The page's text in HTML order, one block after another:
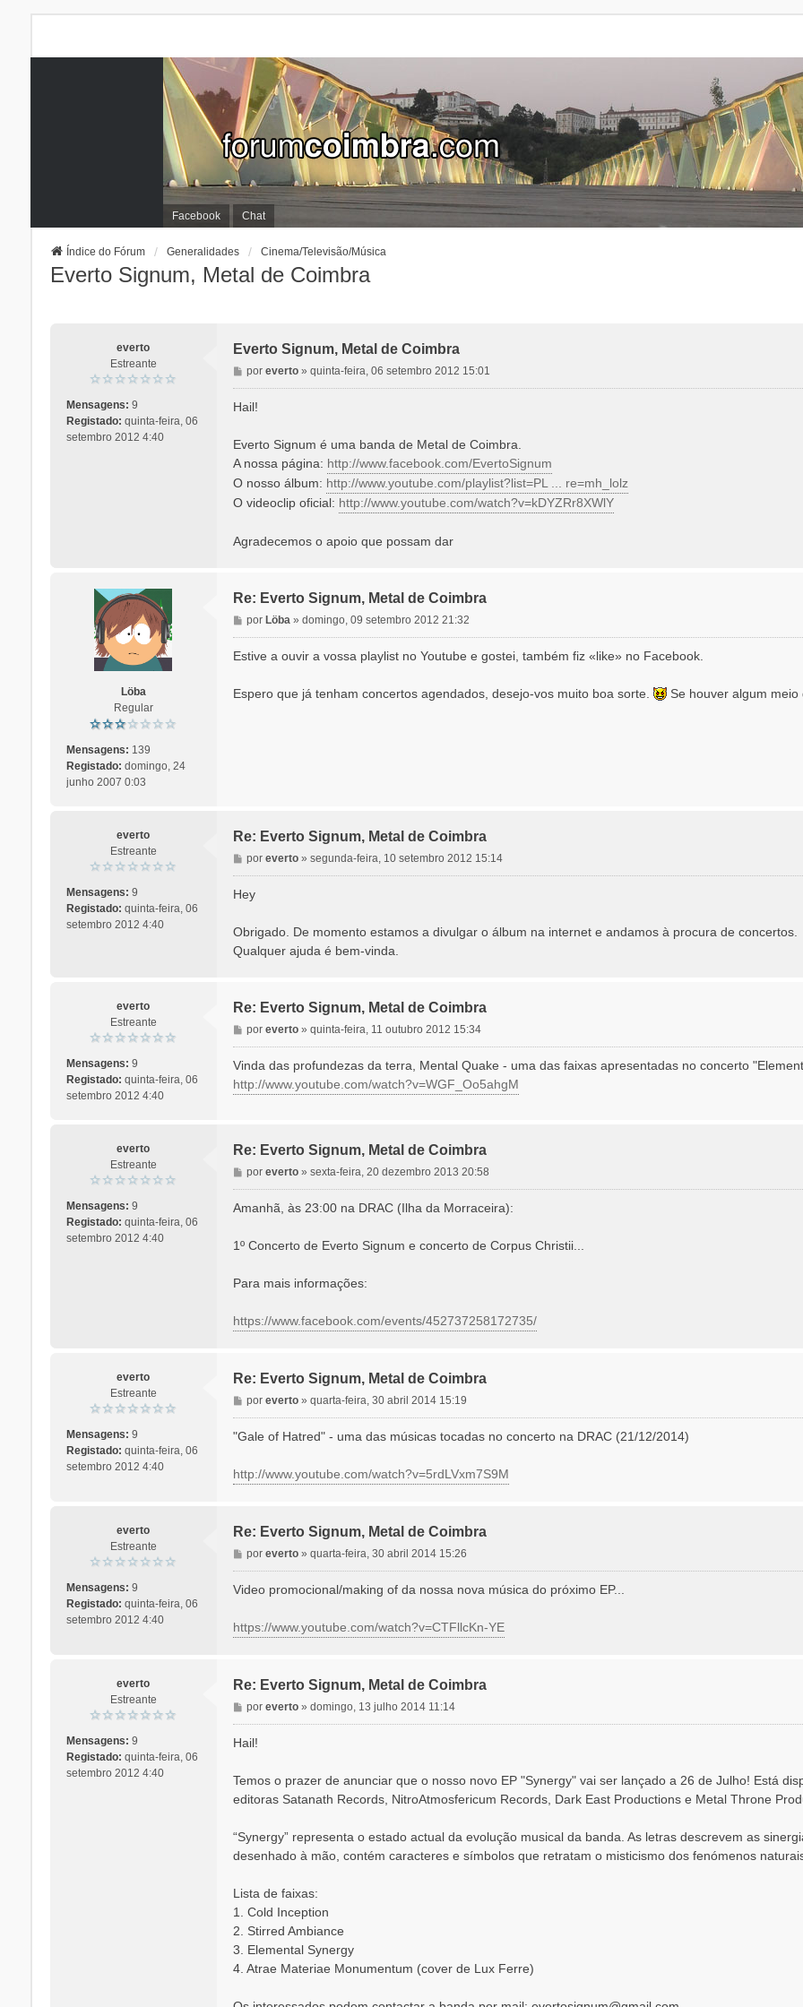
Facebook Chat
Índice do Fórum Generalidades Cinema/Televisão/Música
Everto Signum, Metal de Coimbra
everto
Estreante
Mensagens: 9
Registado: quinta-feira, 06
setembro 2012 4:40
Everto Signum, Metal de Coimbra
M
e
g
e
m
poreverto »quinta-feira, 06 setembro 2012 15:01
Hail!
Everto Signum é uma banda de Metal de Coimbra.
A nossa página: http://www.facebook.com/EvertoSignum
O nosso álbum: http://www.youtube.com/playlist?list=PL ... re=mh_lolz
O videoclip oficial: http://www.youtube.com/watch?v=kDYZRr8XWlY
Agradecemos o apoio que possam dar
Löba
Regular
Mensagens: 139
Registado: domingo, 24
junho 2007 0:03
Re: Everto Signum, Metal de Coimbra
M
e
n
g
porLöba »domingo, 09 setembro 2012 21:32
Estive a ouvir a vossa playlist no Youtube e gostei, também fiz «like» no Facebook.
Espero que já tenham concertos agendados, desejo-vos muito boa sorte. Se houver algum meio
everto
Estreante
Mensagens: 9
Registado: quinta-feira, 06
setembro 2012 4:40
Re: Everto Signum, Metal de Coimbra
M
e
g
e
poreverto »segunda-feira, 10 setembro 2012 15:14
Hey
Obrigado. De momento estamos a divulgar o álbum na internet e andamos à procura de concertos.
Qualquer ajuda é bem-vinda.
everto
Estreante
Mensagens: 9
Registado: quinta-feira, 06
setembro 2012 4:40
Re: Everto Signum, Metal de Coimbra
M
e
n
a
poreverto »quinta-feira, 11 outubro 2012 15:34
Vinda das profundezas da terra, Mental Quake - uma das faixas apresentadas no concerto
http://www.youtube.com/watch?v=WGF_Oo5ahgM
everto
Estreante
Mensagens: 9
Registado: quinta-feira, 06
setembro 2012 4:40
Re: Everto Signum, Metal de Coimbra
M
e
g
m
poreverto »sexta-feira, 20 dezembro 2013 20:58
Amanhã, às 23:00 na DRAC (Ilha da Morraceira):
1º Concerto de Everto Signum e concerto de Corpus Christii...
Para mais informações:
https://www.facebook.com/events/452737258172735/
everto
Estreante
Mensagens: 9
Registado: quinta-feira, 06
setembro 2012 4:40
Re: Everto Signum, Metal de Coimbra
M
e
n
g
poreverto »quarta-feira, 30 abril 2014 15:19
"Gale of Hatred" - uma das músicas tocadas no concerto na DRAC (21/12/2014)
http://www.youtube.com/watch?v=5rdLVxm7S9M
everto
Estreante
Mensagens: 9
Registado: quinta-feira, 06
setembro 2012 4:40
Re: Everto Signum, Metal de Coimbra
M
e
n
g
poreverto »quarta-feira, 30 abril 2014 15:26
Video promocional/making of da nossa nova música do próximo EP...
https://www.youtube.com/watch?v=CTFllcKn-YE
everto
Estreante
Mensagens: 9
Registado: quinta-feira, 06
setembro 2012 4:40
Re: Everto Signum, Metal de Coimbra
M
e
g
e
poreverto »domingo, 13 julho 2014 11:14
Hail!
Temos o prazer de anunciar que o nosso novo EP "Synergy" vai ser lançado a 26 de Julho! Está
editoras Satanath Records, NitroAtmosfericum Records, Dark East Productions e Metal Throne
“Synergy” representa o estado actual da evolução musical da banda. As letras descrevem as
desenhado à mão, contém caracteres e símbolos que retratam o misticismo dos fenómenos
Lista de faixas:
1. Cold Inception
2. Stirred Ambiance
3. Elemental Synergy
4. Atrae Materiae Monumentum (cover de Lux Ferre)